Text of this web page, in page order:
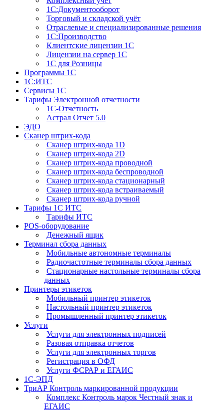
1С:Документооборот
Торговый и складской учёт
Отраслевые и специализированные решения
1С:Производство
Клиентские лицензии 1С
Лицензии на сервер 1С
1С для Розницы
Программы 1С
1С:ИТС
Сервисы 1С
Тарифы Электронной отчетности
1С-Отчетность
Астрал Отчет 5.0
ЭДО
Сканер штрих-кода
Сканер штрих-кода 1D
Сканер штрих-кода 2D
Сканер штрих-кода проводной
Сканер штрих-кода беспроводной
Сканер штрих-кода стационарный
Сканер штрих-кода встраиваемый
Сканер штрих-кода ручной
Тарифы 1С ИТС
Тарифы ИТС
POS-оборудование
Денежный ящик
Терминал сбора данных
Мобильные автономные терминалы
Радиочастотные терминалы сбора данных
Стационарные настольные терминалы сбора
данных
Принтеры этикеток
Мобильный принтер этикеток
Настольный принтер этикеток
Промышленный принтер этикеток
Услуги
Услуги для электронных подписей
Разовая отправка отчетов
Услуги для электронных торгов
Регистрация в ОФД
Услуги ФСРАР и ЕГАИС
1С-ЭПД
ТриАР Контроль маркированной продукции
Комплекс Контроль марок Честный знак и
ЕГАИС